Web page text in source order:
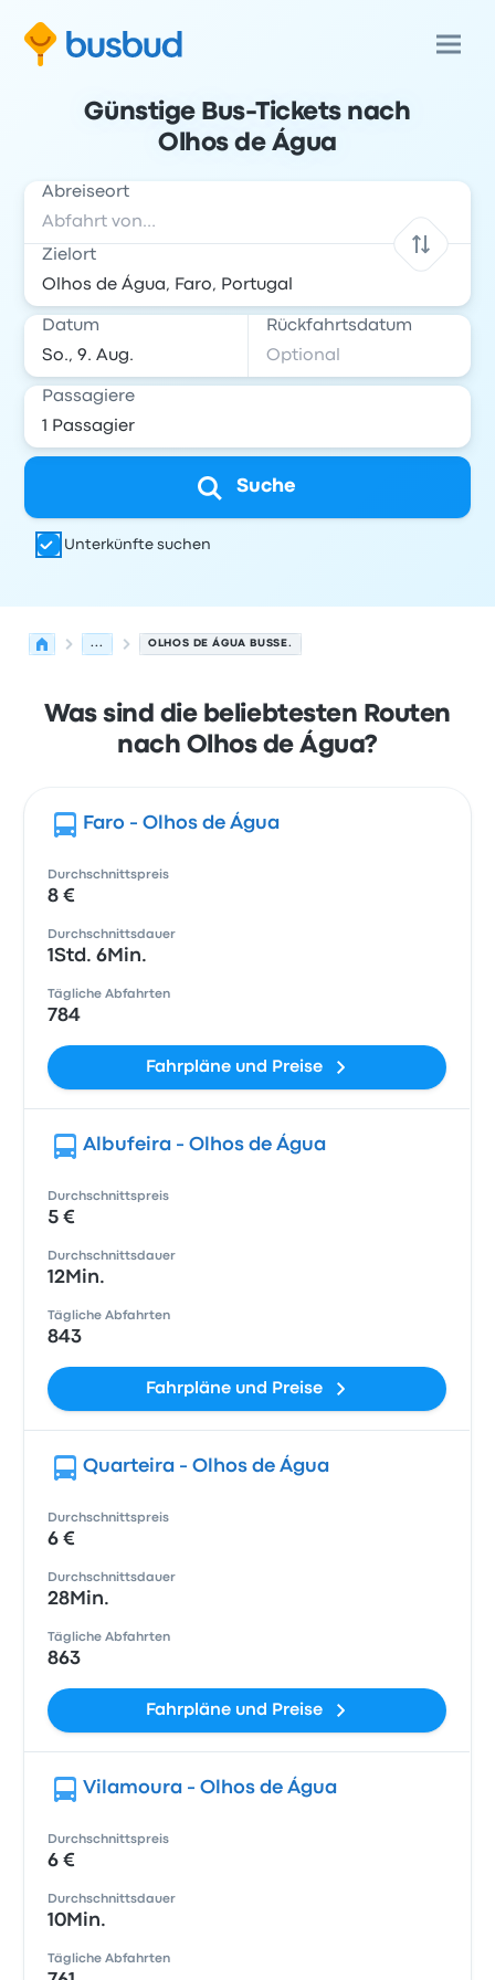
Günstige Bus-Tickets nach
Olhos de Água
Abreiseort
Zielort
Datum Rückfahrtsdatum
Passagiere
Suche
Unterkünfte suchen
... OLHOS DE ÁGUA BUSSE.
Was sind die beliebtesten Routen
nach Olhos de Água?
Faro - Olhos de Água
Durchschnittspreis
8 €
Durchschnittsdauer
1Std. 6Min.
Tägliche Abfahrten
784
Fahrpläne und Preise
Albufeira - Olhos de Água
Durchschnittspreis
5 €
Durchschnittsdauer
12Min.
Tägliche Abfahrten
843
Fahrpläne und Preise
Quarteira - Olhos de Água
Durchschnittspreis
6 €
Durchschnittsdauer
28Min.
Tägliche Abfahrten
863
Fahrpläne und Preise
Vilamoura - Olhos de Água
Durchschnittspreis
6 €
Durchschnittsdauer
10Min.
Tägliche Abfahrten